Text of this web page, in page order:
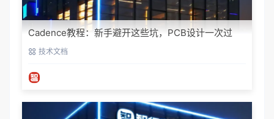
Cadence教程：新手避开这些坑，PCB设计一次过
技术文档